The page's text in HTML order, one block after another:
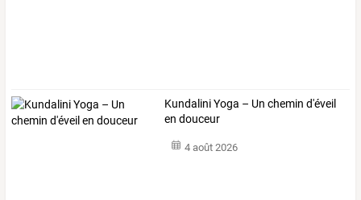
Kundalini Yoga – Un chemin d'éveil
en douceur
4 août 2026